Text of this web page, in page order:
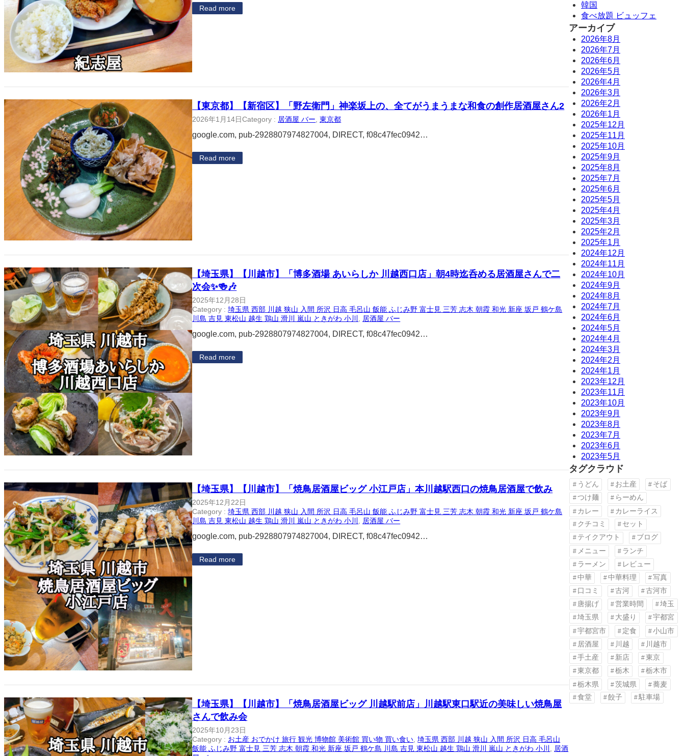
Read more
【東京都】【新宿区】「野左衛門」神楽坂上の、全てがうまうまな和食の創作居酒屋さん2
2026年1月14日Category : 居酒屋 バー , 東京都
google.com, pub-2928807974827004, DIRECT, f08c47fec0942…
Read more
【埼玉県】【川越市】「博多酒場 あいらしか 川越西口店」朝4時迄呑める居酒屋さんで二
次会✨🍻🎶
2025年12月28日
Category :埼玉県 西部 川越 狭山 入間 所沢 日高 毛呂山 飯能 ふじみ野 富士見 三芳 志木 朝霞 和光 新座 坂戸 鶴ケ島
川島 吉見 東松山 越生 鶏山 滑川 嵐山 ときがわ 小川
居酒屋 バー
google.com, pub-2928807974827004, DIRECT, f08c47fec0942…
Read more
【埼玉県】【川越市】「焼鳥居酒屋ビッグ 小江戸店」本川越駅西口の焼鳥居酒屋で飲み
2025年12月22日
Category :埼玉県 西部 川越 狭山 入間 所沢 日高 毛呂山 飯能 ふじみ野 富士見 三芳 志木 朝霞 和光 新座 坂戸 鶴ケ島
川島 吉見 東松山 越生 鶏山 滑川 嵐山 ときがわ 小川
居酒屋 バー
google.com, pub-2928807974827004, DIRECT, f08c47fec0942…
Read more
【埼玉県】【川越市】「焼鳥居酒屋ビッグ 川越駅前店」川越駅東口駅近の美味しい焼鳥屋
さんで飲み会
2025年10月23日
Category : お土産 おでかけ 旅行 観光 博物館 美術館 買い物 買い食い, 埼玉県 西部 川越 狭山 入間 所沢 日高 毛呂山
飯能 ふじみ野 富士見 三芳 志木 朝霞 和光 新座 坂戸 鶴ケ島 川島 吉見 東松山 越生 鶏山 滑川 嵐山 ときがわ 小川 , 居酒
韓国
食べ放題 ビュッフェ
アーカイブ
2026年8月
2026年7月
2026年6月
2026年5月
2026年4月
2026年3月
2026年2月
2026年1月
2025年12月
2025年11月
2025年10月
2025年9月
2025年8月
2025年7月
2025年6月
2025年5月
2025年4月
2025年3月
2025年2月
2025年1月
2024年12月
2024年11月
2024年10月
2024年9月
2024年8月
2024年7月
2024年6月
2024年5月
2024年4月
2024年3月
2024年2月
2024年1月
2023年12月
2023年11月
2023年10月
2023年9月
2023年8月
2023年7月
2023年6月
2023年5月
タグクラウド
うどん お土産
そば
つけ麺
らーめん
カレー
カレーライス
クチコミ
セット
テイクアウト
ブログ
メニュー
ランチ
ラーメン
レビュー
中華
中華料理
写真
口コミ
古河
古河市
唐揚げ
営業時間
埼玉
埼玉県
大盛り
宇都宮
宇都宮市
定食
小山市
居酒屋
川越
川越市
手土産
新店
東京
東京都
栃木
栃木市
栃木県
茨城県
蕎麦
食堂
餃子 駐車場